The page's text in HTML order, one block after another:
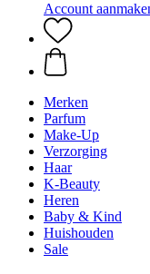
Account
Merken
Parfum
Make-Up
Verzorging
Haar
K-Beauty
Heren
Baby & Kind
Huishouden
Sale